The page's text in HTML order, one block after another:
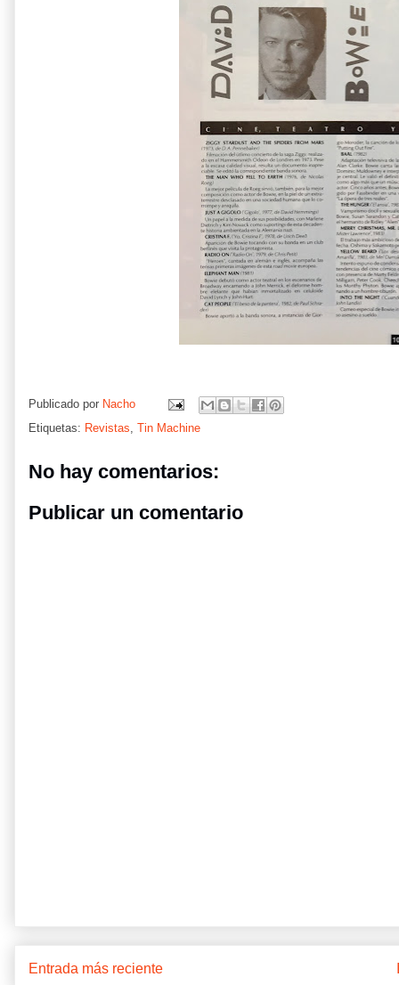
Publicado por Nacho
Etiquetas: Revistas, Tin Machine
No hay comentarios:
Publicar un comentario
Entrada más reciente